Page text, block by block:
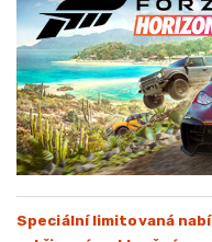
Speciální limitovaná